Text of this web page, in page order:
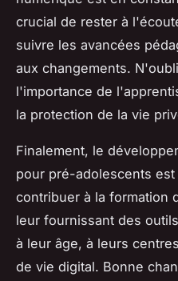
crucial de rester à
suivre les avancées
aux changements.
l'importance de
la protection de la vie
Finalement, le
pour pré-adolescents
contribuer à la formation
leur fournissant des
à leur âge, à leurs
de vie digital. Bonne